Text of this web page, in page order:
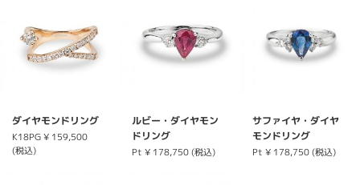
ダイヤモンドリング
K18PG¥ 159,500
(税込)
ルビー・ダイヤモン
ドリング
Pt ¥ 178,750 (税込)
サファイヤ・ダイヤ
モンドリング
Pt ¥ 178,750 (税込)